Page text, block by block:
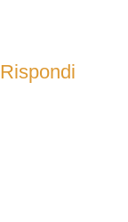
Rispondi